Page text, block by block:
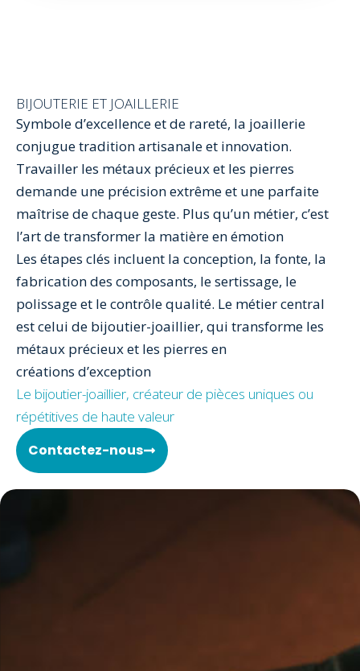
BIJOUTERIE ET JOAILLERIE
Symbole d’excellence et de rareté, la joaillerie
conjugue tradition artisanale et innovation.
Travailler les métaux précieux et les pierres
demande une précision extrême et une parfaite
maîtrise de chaque geste. Plus qu’un métier, c’est
l’art de transformer la matière en émotion
Les étapes clés incluent la conception, la fonte, la
fabrication des composants, le sertissage, le
polissage et le contrôle qualité. Le métier central
est celui de bijoutier-joaillier, qui transforme les
métaux précieux et les pierres en
créations d’exception
Le bijoutier-joaillier, créateur de pièces uniques ou
répétitives de haute valeur
Contactez-nous